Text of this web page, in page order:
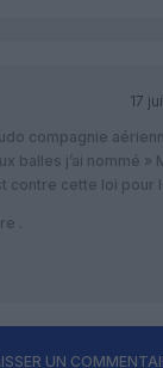
17
compagnie
balles j’ai nommé »
contre cette loi pour
.
UN